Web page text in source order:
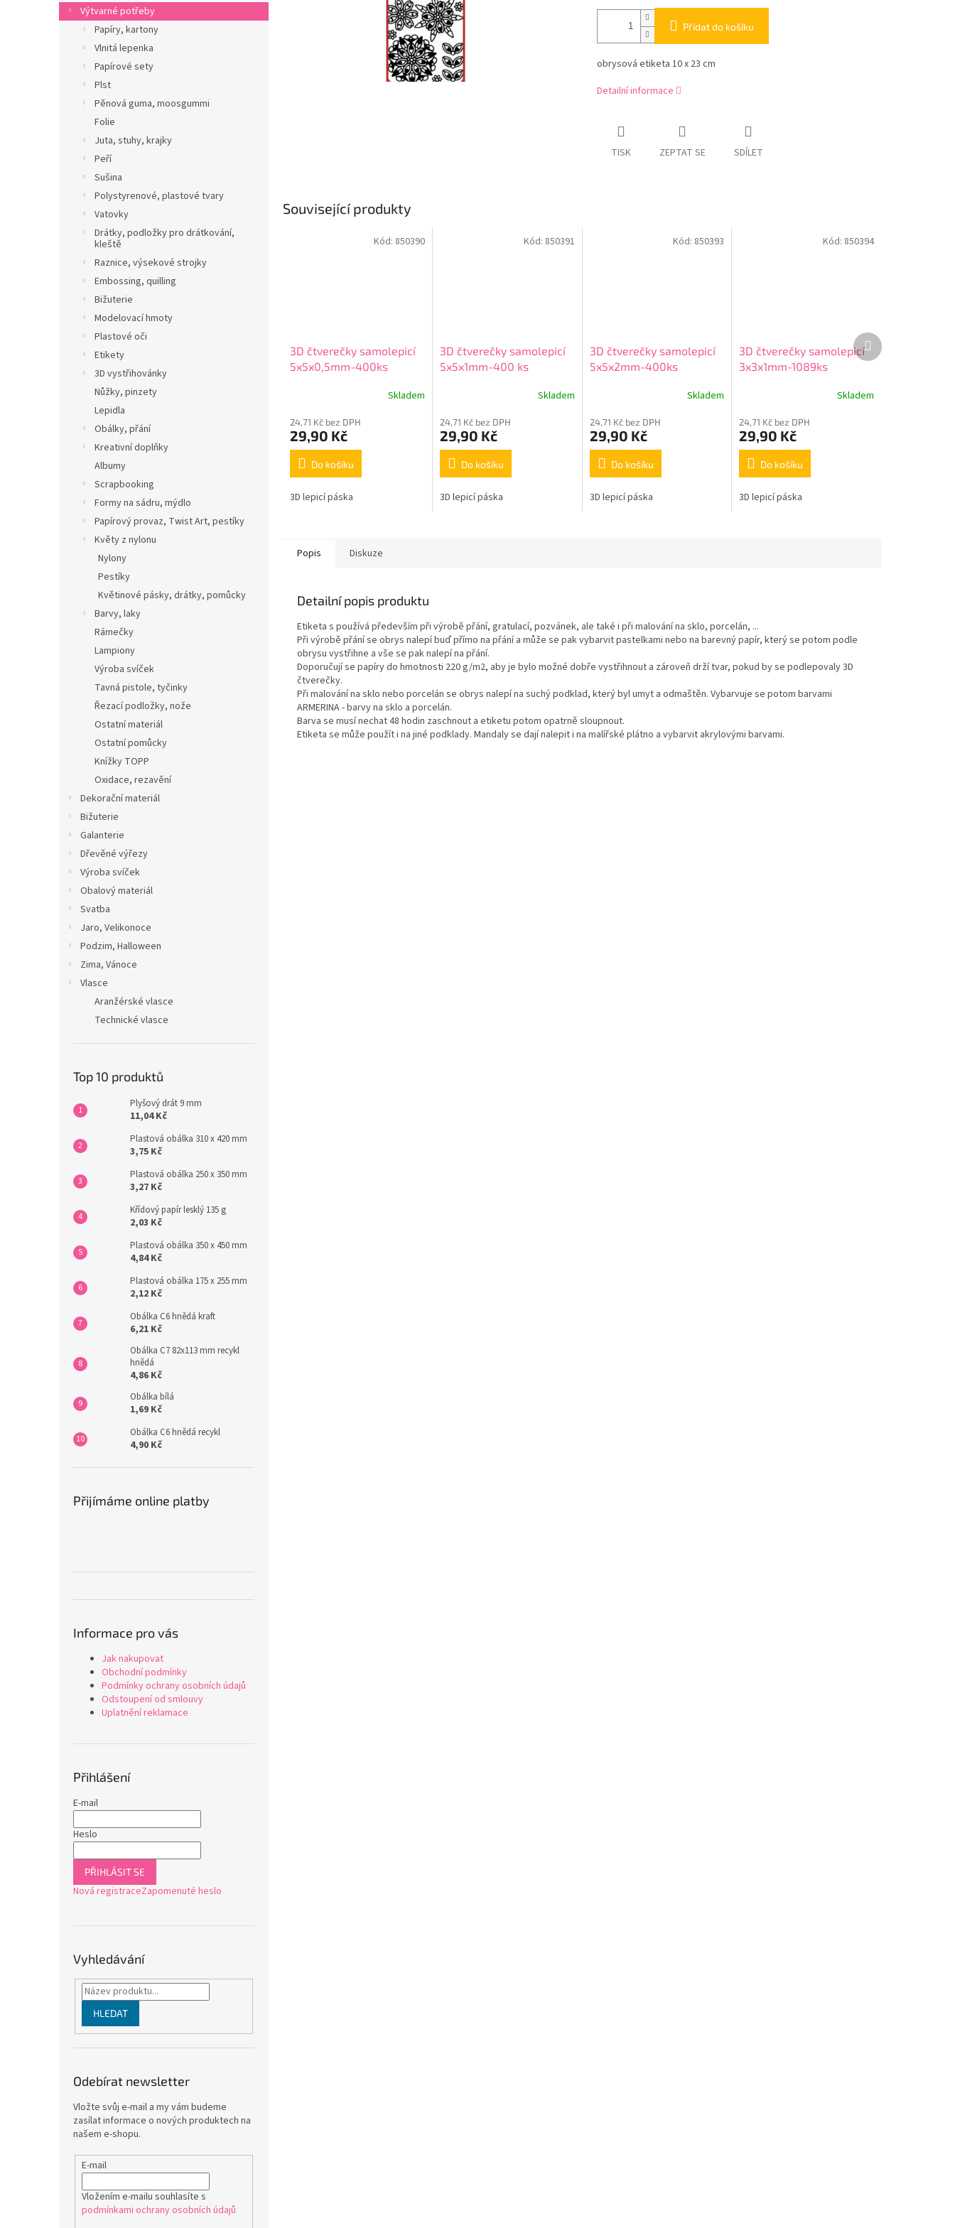
n
e
Výtvarné potřeby
Papíry, kartony
Vlnitá lepenka
Papírové sety
Plst
Pěnová guma, moosgummi
Folie
Juta, stuhy, krajky
Peří
Sušina
Polystyrenové, plastové tvary
Vatovky
Drátky, podložky pro drátkování,
kleště
Raznice, výsekové strojky
Embossing, quilling
Bižuterie
Modelovací hmoty
Plastové oči
Etikety
3D vystřihovánky
Nůžky, pinzety
Lepidla
Obálky, přání
Kreativní doplňky
Albumy
Scrapbooking
Formy na sádru, mýdlo
Papírový provaz, Twist Art, pestíky
Květy z nylonu
Nylony
Pestíky
Květinové pásky, drátky, pomůcky
Barvy, laky
Rámečky
Lampiony
Výroba svíček
Tavná pistole, tyčinky
Řezací podložky, nože
Ostatní materiál
Ostatní pomůcky
Knížky TOPP
Oxidace, rezavění
Dekorační materiál
Bižuterie
Galanterie
Dřevěné výřezy
Výroba svíček
Obalový materiál
Svatba
Jaro, Velikonoce
Podzim, Halloween
Zima, Vánoce
Vlasce
Aranžérské vlasce
Technické vlasce
Top 10 produktů
Plyšový drát 9 mm
11,04 Kč
Plastová obálka 310 x 420 mm
3,75 Kč
Plastová obálka 250 x 350 mm
3,27 Kč
Křídový papír lesklý 135 g
2,03 Kč
Plastová obálka 350 x 450 mm
4,84 Kč
Plastová obálka 175 x 255 mm
2,12 Kč
Obálka C6 hnědá kraft
6,21 Kč
Obálka C7 82x113 mm recykl
hnědá
4,86 Kč
Obálka bílá
1,69 Kč
Obálka C6 hnědá recykl
4,90 Kč
Přijímáme online platby
Informace pro vás
Jak nakupovat
Obchodní podmínky
Podmínky ochrany osobních údajů
Odstoupení od smlouvy
Uplatnění reklamace
Přihlášení
E-mail
Heslo
PŘIHLÁSIT SE
Nová registraceZapomenuté heslo
Vyhledávání
HLEDAT
Odebírat newsletter
Vložte svůj e-mail a my vám budeme
zasílat informace o nových produktech na
našem e-shopu.
E-mail
Vložením e-mailu souhlasíte s
podmínkami ochrany osobních údajů
Přidat do košíku
obrysová etiketa 10 x 23 cm
Detailní informace
TISK ZEPTAT SE SDÍLET
Související produkty
3D čtverečky samolepicí
5x5x0,5mm-400ks
Skladem
24,71 Kč bez DPH
29,90 Kč
Do košíku
3D lepicí páska
Kód: 850390
3D čtverečky samolepicí
5x5x1mm-400 ks
Skladem
24,71 Kč bez DPH
29,90 Kč
Do košíku
3D lepicí páska
Kód: 850391
3D čtverečky samolepicí
5x5x2mm-400ks
Skladem
24,71 Kč bez DPH
29,90 Kč
Do košíku
3D lepicí páska
Kód: 850393
3D čtverečky samolepicí
3x3x1mm-1089ks
Skladem
24,71 Kč bez DPH
29,90 Kč
Do košíku
3D lepicí páska
Kód: 850394
Další
produkt
Popis Diskuze
Detailní popis produktu
Etiketa s používá především při výrobě přání, gratulací, pozvánek, ale také i při malování na sklo, porcelán, ...
Při výrobě přání se obrys nalepí buď přímo na přání a může se pak vybarvit pastelkami nebo na barevný papír, který se potom podle
obrysu vystřihne a vše se pak nalepí na přání.
Doporučují se papíry do hmotnosti 220 g/m2, aby je bylo možné dobře vystřihnout a zároveň drží tvar, pokud by se podlepovaly 3D
čtverečky.
Při malování na sklo nebo porcelán se obrys nalepí na suchý podklad, který byl umyt a odmaštěn. Vybarvuje se potom barvami
ARMERINA - barvy na sklo a porcelán.
Barva se musí nechat 48 hodin zaschnout a etiketu potom opatrně sloupnout.
Etiketa se může použít i na jiné podklady. Mandaly se dají nalepit i na malířské plátno a vybarvit akrylovými barvami.